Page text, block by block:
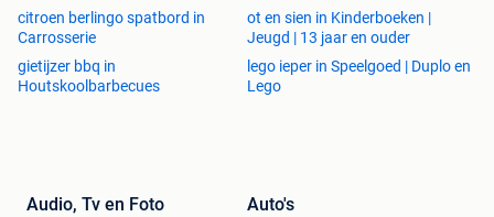
citroen berlingo spatbord in
Carrosserie
ot en sien in Kinderboeken |
Jeugd | 13 jaar en ouder
gietijzer bbq in
Houtskoolbarbecues
lego ieper in Speelgoed | Duplo en
Lego
Audio, Tv en Foto Auto's